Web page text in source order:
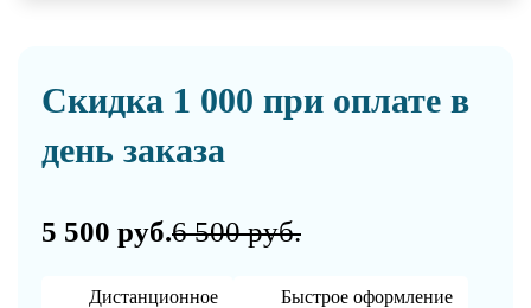
Скидка 1 000 при оплате в
день заказа
5 500 руб.6 500 руб.
Дистанционное Быстрое оформление